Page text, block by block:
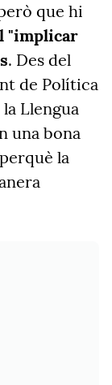
que hi
"implicar
. Des del
de Política
Llengua
una bona
la